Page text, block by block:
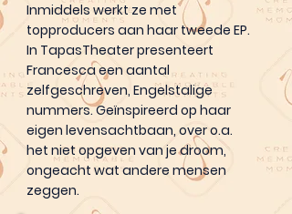
Inmiddels werkt ze met
topproducers aan haar tweede EP.
In TapasTheater presenteert
Francesca een aantal
zelfgeschreven, Engelstalige
nummers. Geïnspireerd op haar
eigen levensachtbaan, over o.a.
het niet opgeven van je droom,
ongeacht wat andere mensen
zeggen.